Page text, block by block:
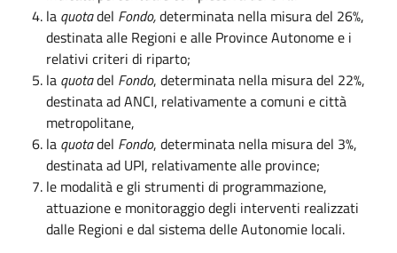
la quotadel Fondo,determinata nella misura del 26%,
destinata alle Regioni e alle Province Autonome e i
relativi criteri di riparto;
la quotadel Fondo, determinata nella misura del 22%,
destinata ad ANCI, relativamente a comuni e città
metropolitane,
la quotadel Fondo, determinata nella misura del 3%,
destinata ad UPI, relativamente alle province;
le modalità e gli strumenti di programmazione,
attuazione e monitoraggio degli interventi realizzati
dalle Regioni e dal sistema delle Autonomie locali.